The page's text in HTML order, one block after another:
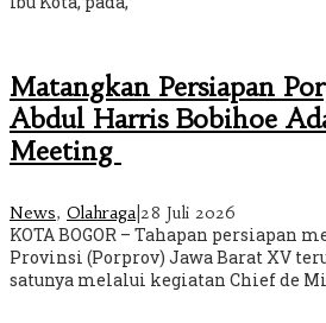
Matangkan Persiapan
Abdul Harris Bobihoe
Meeting
News, Olahraga|28 Juli 2026
KOTA BOGOR – Tahapan persiapan
Provinsi (Porprov) Jawa Barat XV
satunya melalui kegiatan Chief de